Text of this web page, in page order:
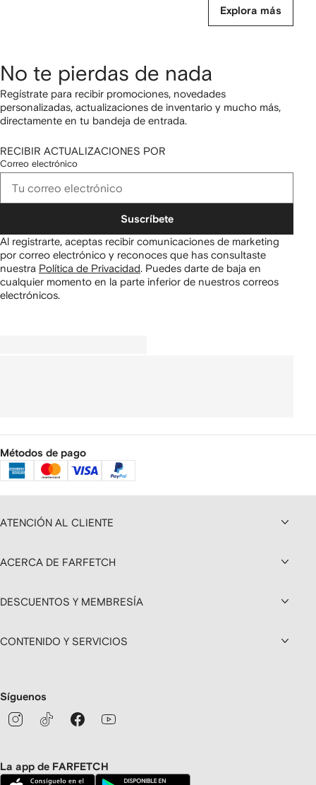
Explora más
No te pierdas de nada
Regístrate para recibir promociones, novedades
personalizadas, actualizaciones de inventario y mucho más,
directamente en tu bandeja de entrada.
RECIBIR ACTUALIZACIONES POR
Correo electrónico
Suscríbete
Al registrarte, aceptas recibir comunicaciones de marketing
por correo electrónico y reconoces que has consultaste
nuestra Política de Privacidad. Puedes darte de baja en
cualquier momento en la parte inferior de nuestros correos
electrónicos.
Métodos de pago
ATENCIÓN AL CLIENTE
ACERCA DE FARFETCH
DESCUENTOS Y MEMBRESÍA
CONTENIDO Y SERVICIOS
Síguenos
La app de FARFETCH